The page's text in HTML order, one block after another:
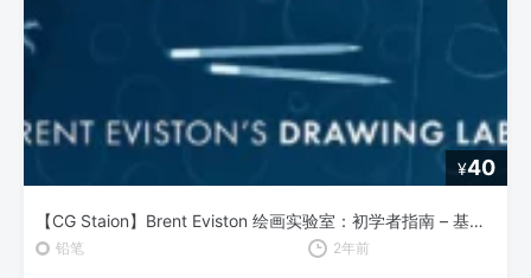
¥40
【CG Staion】Brent Eviston 绘画实验室：初学者指南 – 基础绘画技巧全解析
铅笔 2年前